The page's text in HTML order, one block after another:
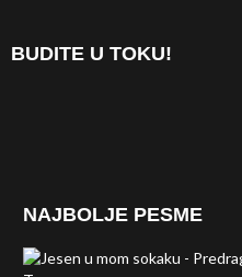
BUDITE U TOKU!
NAJBOLJE PESME